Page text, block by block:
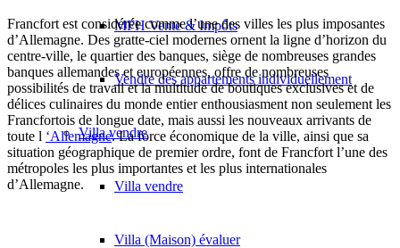
MFH Vente & Impôts
Vendre des appartements individuellement
Villavendre
Villa vendre
Villa (Maison) évaluer
Francfort est considérée comme l’une des villes les plus imposantes
d’Allemagne. Des gratte-ciel modernes ornent la ligne d’horizon du
centre-ville, le quartier des banques, siège de nombreuses grandes
banques allemandes et européennes, offre de nombreuses
possibilités de travail et la multitude de boutiques exclusives et de
délices culinaires du monde entier enthousiasment non seulement les
Francfortois de longue date, mais aussi les nouveaux arrivants de
toute l ‘Allemagne. La force économique de la ville, ainsi que sa
situation géographique de premier ordre, font de Francfort l’une des
métropoles les plus importantes et les plus internationales
d’Allemagne.